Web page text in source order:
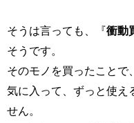
そうは言っても、『衝動
そうです。
そのモノを買ったことで
気に入って、ずっと使え
せん。